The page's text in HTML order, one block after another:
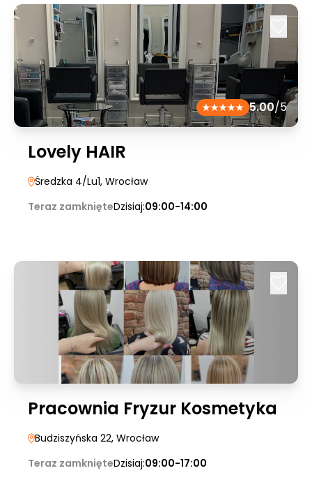
5.00/5
Lovely HAIR
Średzka 4/Lu1, Wrocław
Teraz zamknięteDzisiaj:09:00-14:00
Pracownia Fryzur Kosmetyka
Budziszyńska 22, Wrocław
Teraz zamknięteDzisiaj:09:00-17:00